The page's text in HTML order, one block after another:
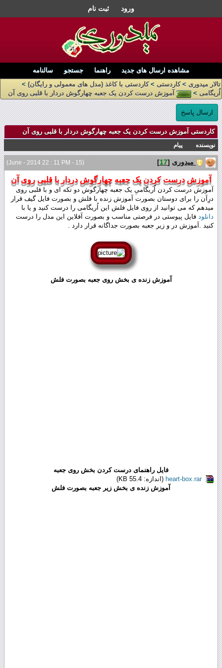
ورود ثبت نام
مشاهده ارسال های جدید راهنما جستجو
سالنامه
تالار میدوری >کاردستی >کاردستی با کاغذ (مدل های معمولی و رایگان) >
اُریگامی > آموزش درست کردن یک جعبه چهارگوش دردار با قلبی روی آن
ارسال پاسخ
کاردستی آموزش درست کردن یک جعبه چهارگوش دردار با قلبی روی آن
نویسنده پیام
(15 - June - 2014 22 : 11 PM) میدوری [
17
]
آموزش درست کردن یک جعبه چهارگوش دردار با قلبی روی آن
آموزش درست کردن اُریگامیِ یک جعبه چهارگوش دو تکه ای و با قلبی روی
درِآن را برای دوستان بصورت آموزش زنده با فلش و بصورت فایل گیف قرار
میدهم که می توانید از روی فایل فلش این اُریگامی را درست کنید و یا با
دانلود فایل پیوستی در فرصتی مناسب و بصورت آفلاین این مدل را درست
کنید .آموزش در و زیر جعبه بصورت جداگانه قرار دارد .
آموزش زنده ی بخش روی جعبه بصورت فلش
فایل راهنمای درست کردن بخش روی جعبه
heart-box.rar (اندازه: 55.4 KB)
آموزش زنده ی بخش زیر جعبه بصورت فلش